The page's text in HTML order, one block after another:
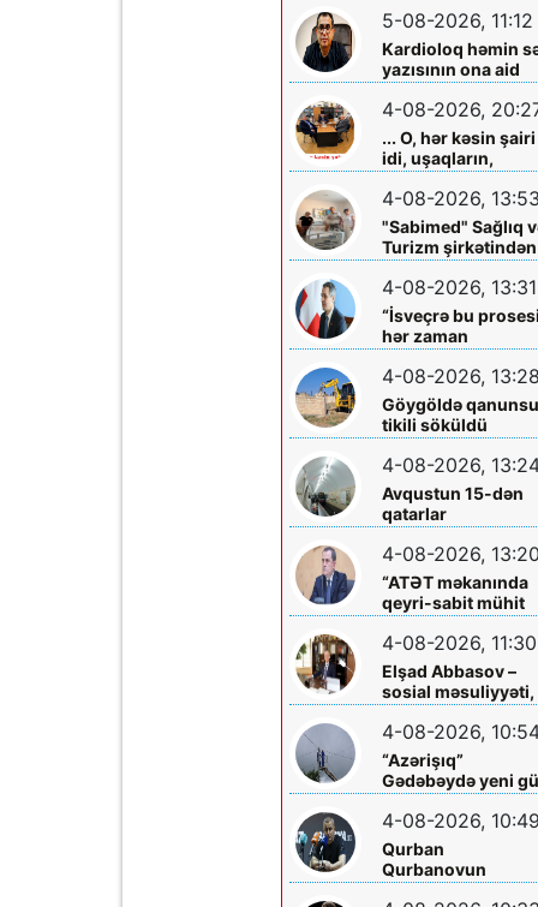
5-08-2026, 11:12
Kardioloq həmin
yazısının ona aid
olmadığını -
Açıqladı
4-08-2026,
... O, hər kəsin şairi
idi, uşaqların,
gənclərin,
böyüklərin qəlbinə
yol tapan incə
söz sərrafı idi...
4-08-2026, 13:53
"Sabimed" Sağlıq
Turizm şirkətindən
növbəti xeyirxah
addım – Türkiyədə
müalicə alan
körpəyə hərtərəfli
dəstək
4-08-2026, 13:31
“İsveçrə bu prosesi
hər zaman
dəstəkləməyə
hazırdır”
4-08-2026, 13:28
Göygöldə
tikili söküldü
4-08-2026,
Avqustun 15-dən
qatarlar
“Nizami”-“28 May”
arasında
işləməyəcək
4-08-2026, 13:20
“ATƏT məkanında
qeyri-sabit mühit
hökm sürür”
4-08-2026, 11:30
Elşad Abbasov –
sosial məsuliyyəti,
xeyriyyəçiliyi və
dəyərlərə bağlılığı
ilə seçilən nüfuzlu
rəhbər
4-08-2026,
“Azərişıq”
Gədəbəydə yeni
mərkəzləri
quraşdırdı
4-08-2026, 10:49
Qurban
Qurbanovun
mətbuat konfransı